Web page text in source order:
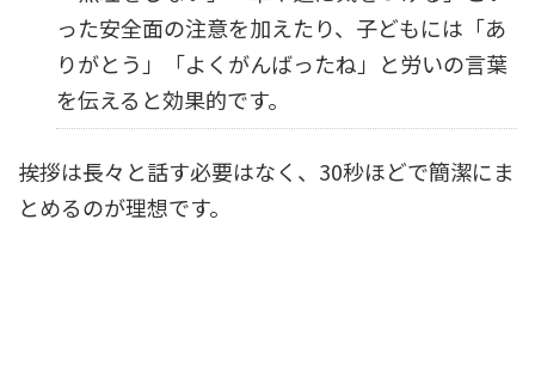
った安全面の注意を加えたり、子どもには「あ
りがとう」「よくがんばったね」と労いの言葉
を伝えると効果的です。
挨拶は長々と話す必要はなく、30秒ほどで簡潔にま
とめるのが理想です。